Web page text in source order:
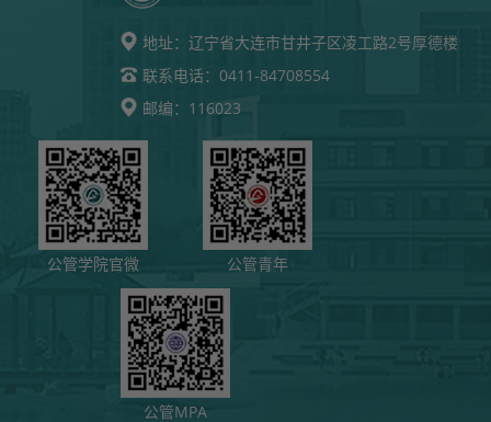
地址： 辽宁省大连市甘井子区凌工路2号厚德楼
联系电话： 0411-84708554
邮编： 116023
公管学院官微 公管青年
公管MPA